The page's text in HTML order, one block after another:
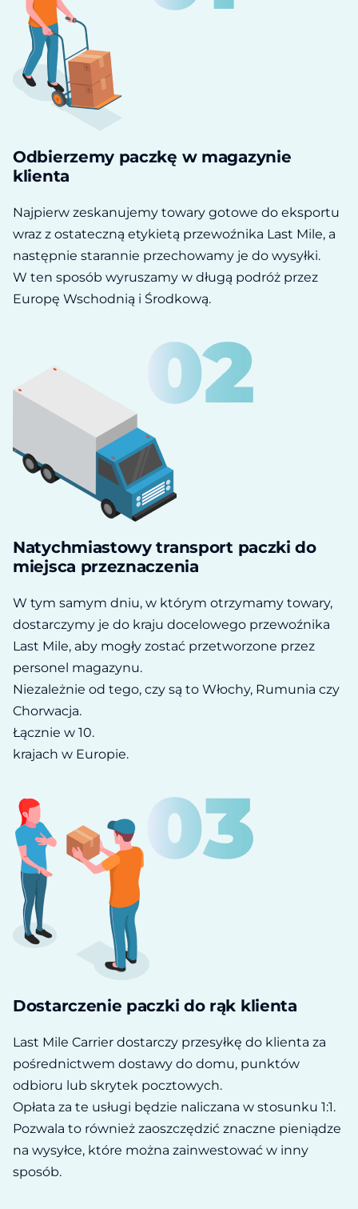
Odbierzemy paczkę w magazynie
klienta
Najpierw zeskanujemy towary gotowe do eksportu
wraz z ostateczną etykietą przewoźnika Last Mile, a
następnie starannie przechowamy je do wysyłki.
W ten sposób wyruszamy w długą podróż przez
Europę Wschodnią i Środkową.
Natychmiastowy transport paczki do
miejsca przeznaczenia
W tym samym dniu, w którym otrzymamy towary,
dostarczymy je do kraju docelowego przewoźnika
Last Mile, aby mogły zostać przetworzone przez
personel magazynu.
Niezależnie od tego, czy są to Włochy, Rumunia czy
Chorwacja.
Łącznie w 10.
krajach w Europie.
Dostarczenie paczki do rąk klienta
Last Mile Carrier dostarczy przesyłkę do klienta za
pośrednictwem dostawy do domu, punktów
odbioru lub skrytek pocztowych.
Opłata za te usługi będzie naliczana w stosunku 1:1.
Pozwala to również zaoszczędzić znaczne pieniądze
na wysyłce, które można zainwestować w inny
sposób.